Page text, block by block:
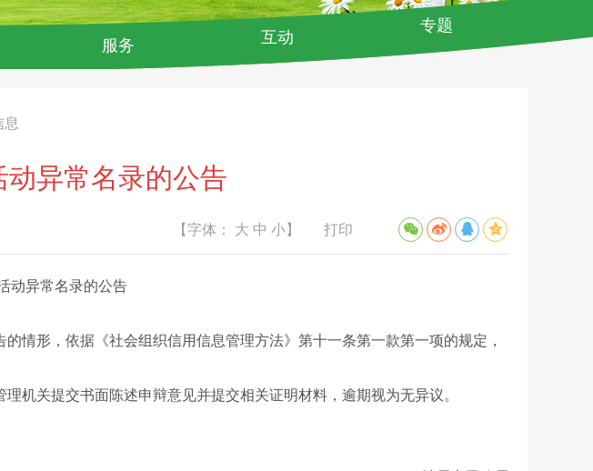
服务 互动
专题
息
异常名录的公告
【字体： 大 中 小】 打印
异常名录的公告
形，依据《社会组织信用信息管理方法》第十一条第一款第一项的规定，
关提交书面陈述申辩意见并提交相关证明材料，逾期视为无异议。